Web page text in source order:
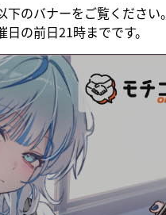
ー
希望者の方)
のバナーをご覧ください。
の前日21時までです。